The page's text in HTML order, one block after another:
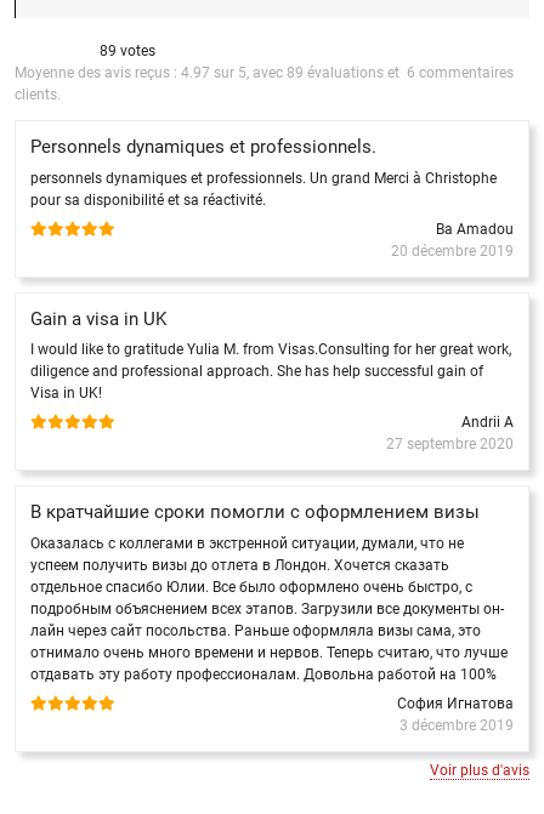
Personnels dynamiques et professionnels.
personnels dynamiques et professionnels. Un grand Merci à Christophe
pour sa disponibilité et sa réactivité.
Ba Amadou
20 décembre 2019
Gain a visa in UK
I would like to gratitude Yulia M. from Visas.Consulting for her great work,
diligence and professional approach. She has help successful gain of
Visa in UK!
Andrii A
27 septembre 2020
В кратчайшие сроки помогли с оформлением визы
Оказалась с коллегами в экстренной ситуации, думали, что не
успеем получить визы до отлета в Лондон. Хочется сказать
отдельное спасибо Юлии. Все было оформлено очень быстро, с
подробным объяснением всех этапов. Загрузили все документы он-
лайн через сайт посольства. Раньше оформляла визы сама, это
отнимало очень много времени и нервов. Теперь считаю, что лучше
отдавать эту работу профессионалам. Довольна работой на 100%
София Игнатова
3 décembre 2019
Voir plus d'avis
89 votes
Moyenne des avis reçus : 4.97 sur 5, avec 89 évaluations et 6 commentaires
clients.